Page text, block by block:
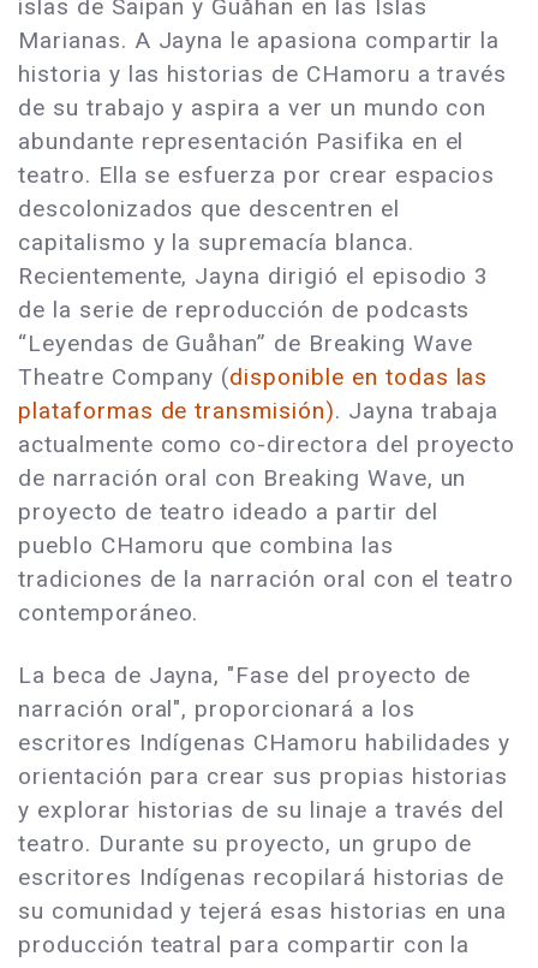
islas de Saipan y Guåhan en las Islas
Marianas. A Jayna le apasiona compartir la
historia y las historias de CHamoru a través
de su trabajo y aspira a ver un mundo con
abundante representación Pasifika en el
teatro. Ella se esfuerza por crear espacios
descolonizados que descentren el
capitalismo y la supremacía blanca.
Recientemente, Jayna dirigió el episodio 3
de la serie de reproducción de podcasts
“Leyendas de Guåhan” de Breaking Wave
Theatre Company (disponible en todas las
plataformas de transmisión). Jayna trabaja
actualmente como co-directora del proyecto
de narración oral con Breaking Wave, un
proyecto de teatro ideado a partir del
pueblo CHamoru que combina las
tradiciones de la narración oral con el teatro
contemporáneo.
La beca de Jayna, "Fase del proyecto de
narración oral", proporcionará a los
escritores Indígenas CHamoru habilidades y
orientación para crear sus propias historias
y explorar historias de su linaje a través del
teatro. Durante su proyecto, un grupo de
escritores Indígenas recopilará historias de
su comunidad y tejerá esas historias en una
producción teatral para compartir con la